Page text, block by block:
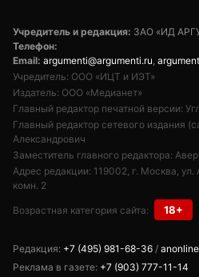
Учредитель и редакция: ЗАО «ИД
Телефон:
Email: argumenti@argumenti.ru,
Учредитель: ООО «ИЦТ и ИЭТ»
Издатель: ООО «Медианет»
Главный редактор печатной версии:
Главный редактор сетевого издания
Александрович
Заместитель главного редактора:
Адрес редакции: 119002, г. Москва, ул.
комн. 2
Возрастная категория сайта: 18+
Редакция: +7 (495) 981-68-36 /
Реклама в газете: +7 (903) 777-11-14